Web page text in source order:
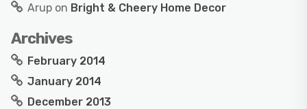
Arup on Bright & Cheery Home Decor
Archives
February 2014
January 2014
December 2013